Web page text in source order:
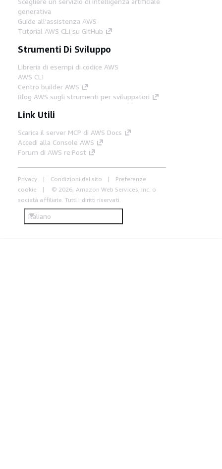
generativa
Guide all'assistenza AWS
Tutorial AWS CLI su GitHub
Strumenti Di Sviluppo
Libreria di esempi di codice AWS
AWS CLI
Centro builder AWS
Blog AWS sugli strumenti per sviluppatori
Link Utili
Scarica il server MCP di AWS Docs
Accedi alla Console AWS
Forum di AWS re:Post
Privacy Condizioni del sito
Preferenze
cookie
© 2026, Amazon Web Services, Inc. o
società affiliate. Tutti i diritti riservati.
Italiano